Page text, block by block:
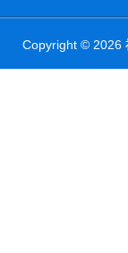
Copyright © 2026